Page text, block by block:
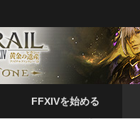
FFXIVを始める